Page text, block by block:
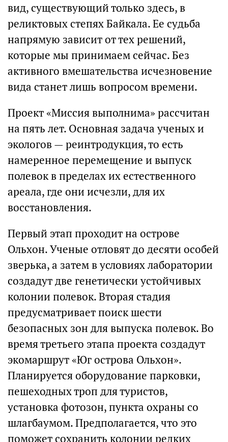
вид, существующий только здесь, в
реликтовых степях Байкала. Ее судьба
напрямую зависит от тех решений,
которые мы принимаем сейчас. Без
активного вмешательства исчезновение
вида станет лишь вопросом времени.
Проект «Миссия выполнима» рассчитан
на пять лет. Основная задача ученых и
экологов — реинтродукция, то есть
намеренное перемещение и выпуск
полевок в пределах их естественного
ареала, где они исчезли, для их
восстановления.
Первый этап проходит на острове
Ольхон. Ученые отловят до десяти особей
зверька, а затем в условиях лаборатории
создадут две генетически устойчивых
колонии полевок. Вторая стадия
предусматривает поиск шести
безопасных зон для выпуска полевок. Во
время третьего этапа проекта создадут
экомаршрут «Юг острова Ольхон».
Планируется оборудование парковки,
пешеходных троп для туристов,
установка фотозон, пункта охраны со
шлагбаумом. Предполагается, что это
поможет сохранить колонии редких